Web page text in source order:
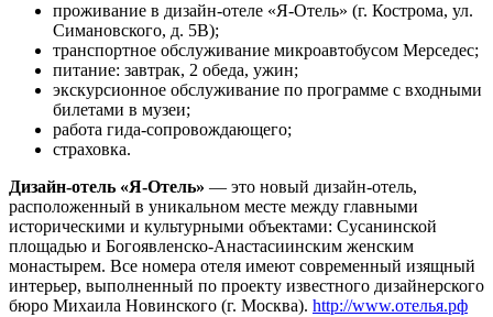
проживание в дизайн-отеле «Я-Отель» (г. Кострома, ул.
Симановского, д. 5В);
транспортное обслуживание микроавтобусом Мерседес;
питание: завтрак, 2 обеда, ужин;
экскурсионное обслуживание по программе с входными
билетами в музеи;
работа гида-сопровождающего;
страховка.
Дизайн-отель «Я-Отель» — это новый дизайн-отель,
расположенный в уникальном месте между главными
историческими и культурными объектами: Сусанинской
площадью и Богоявленско-Анастасиинским женским
монастырем. Все номера отеля имеют современный изящный
интерьер, выполненный по проекту известного дизайнерского
бюро Михаила Новинского (г. Москва). http://www.отелья.рф